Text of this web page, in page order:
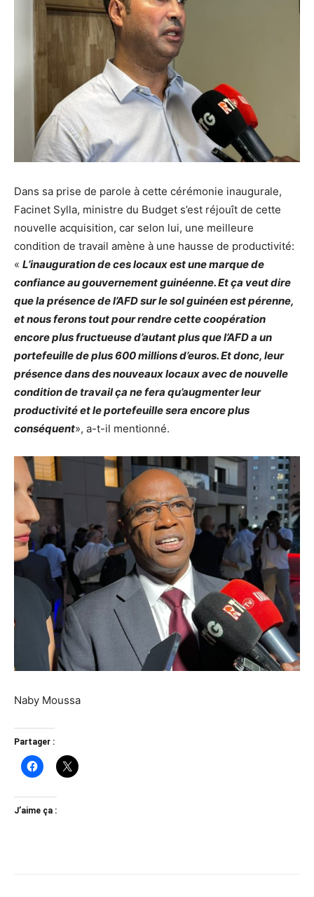
Dans sa prise de parole à cette cérémonie inaugurale,
Facinet Sylla, ministre du Budget s’est réjouît de cette
nouvelle acquisition, car selon lui, une meilleure
condition de travail amène à une hausse de productivité:
« L’inauguration de ces locaux est une marque de
confiance au gouvernement guinéenne. Et ça veut dire
que la présence de l’AFD sur le sol guinéen est pérenne,
et nous ferons tout pour rendre cette coopération
encore plus fructueuse d’autant plus que l’AFD a un
portefeuille de plus 600 millions d’euros. Et donc, leur
présence dans des nouveaux locaux avec de nouvelle
condition de travail ça ne fera qu’augmenter leur
productivité et le portefeuille sera encore plus
conséquent», a-t-il mentionné.
Naby Moussa
Partager :
J’aime ça :